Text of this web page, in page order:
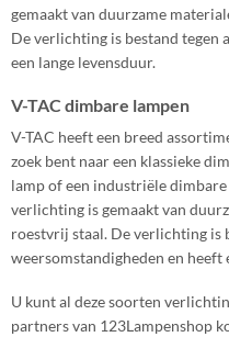
gemaakt van duurzame
De verlichting is bestand tegen
een lange levensduur.
V-TAC dimbare lampen
V-TAC heeft een breed
zoek bent naar een klassieke
lamp of een industriële
verlichting is gemaakt van
roestvrij staal. De verlichting is
weersomstandigheden en heeft
U kunt al deze soorten
partners van 123Lampenshop